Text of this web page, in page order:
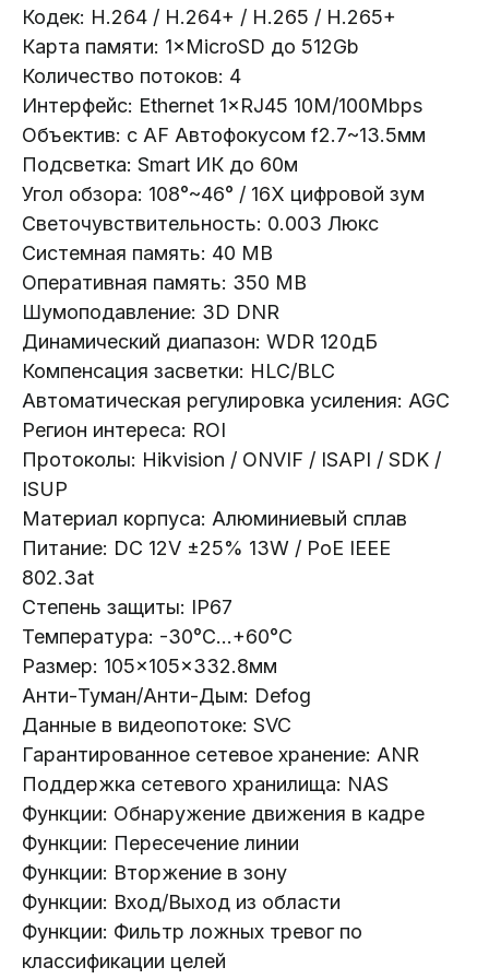
Кодек: H.264 / H.264+ / H.265 / H.265+
Карта памяти: 1×MicroSD до 512Gb
Количество потоков: 4
Интерфейс: Ethernet 1×RJ45 10M/100Mbps
Oбъектив: с AF Автофокусом f2.7~13.5мм
Подсветка: Smart ИК до 60м
Угoл обзора: 108°~46° / 16X цифровой зум
Светочувствительность: 0.003 Люкс
Системная память: 40 MB
Оперативная память: 350 MB
Шумоподавление: 3D DNR
Динамический диапазон: WDR 120дБ
Компенсация засветки: HLC/BLC
Автоматическая регулировка усиления: AGC
Регион интереса: ROI
Протоколы: Hikvision / ONVIF / ISAPI / SDK /
ISUP
Материал корпуса: Алюминиевый сплав
Питание: DC 12V ±25% 13W / PoE IEEE
802.3at
Степень защиты: IP67
Температура: -30°C...+60°C
Размер: 105×105×332.8мм
Анти-Туман/Анти-Дым: Defog
Данные в видеопотоке: SVC
Гарантированное сетевое хранение: ANR
Поддержка сетевого хранилища: NAS
Функции: Обнаружение движения в кадре
Функции: Пересечение линии
Функции: Вторжение в зону
Функции: Вход/Выход из области
Функции: Фильтр ложных тревог по
классификации целей
Новости
Стать партнером
О компании
info@lokt.by
Программное обеспечение
Сетевое оборудование
Интерактивные панели
Видеодомофоны
Системы контроля доступа
Носители информации
+375 (29) 111-66-33
Телефон:
Офис в Гродно:
ул. Буденного 41
Офис в Минске:
ул. Веры Хоружей, 32А
Офис в Бресте:
Каталог:
Информация:
Почта: